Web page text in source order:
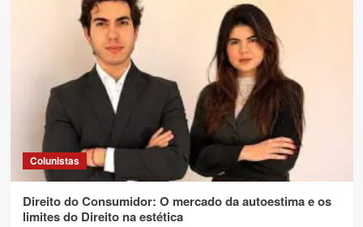
Colunistas
Direito do Consumidor: O mercado da autoestima e os
limites do Direito na estética